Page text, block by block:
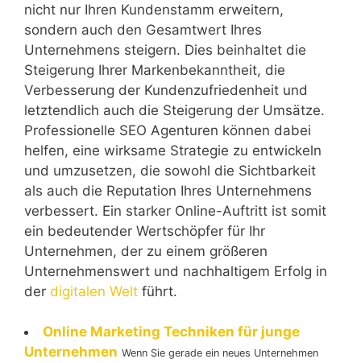
nicht nur Ihren Kundenstamm erweitern,
sondern auch den Gesamtwert Ihres
Unternehmens steigern. Dies beinhaltet die
Steigerung Ihrer Markenbekanntheit, die
Verbesserung der Kundenzufriedenheit und
letztendlich auch die Steigerung der Umsätze.
Professionelle SEO Agenturen können dabei
helfen, eine wirksame Strategie zu entwickeln
und umzusetzen, die sowohl die Sichtbarkeit
als auch die Reputation Ihres Unternehmens
verbessert. Ein starker Online-Auftritt ist somit
ein bedeutender Wertschöpfer für Ihr
Unternehmen, der zu einem größeren
Unternehmenswert und nachhaltigem Erfolg in
der digitalen Welt führt.
Online Marketing Techniken für junge
Unternehmen Wenn Sie gerade ein neues Unternehmen